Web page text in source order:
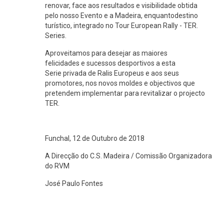
renovar, face aos resultados e visibilidade obtida
pelo nosso Evento e a Madeira, enquantodestino
turístico, integrado no Tour European Rally - TER.
Series.
Aproveitamos para desejar as maiores
felicidades e sucessos desportivos a esta
Serie privada de Ralis Europeus e aos seus
promotores, nos novos moldes e objectivos que
pretendem implementar para revitalizar o projecto
TER.
Funchal, 12 de Outubro de 2018
A Direcção do C.S. Madeira / Comissão Organizadora
do RVM
José Paulo Fontes